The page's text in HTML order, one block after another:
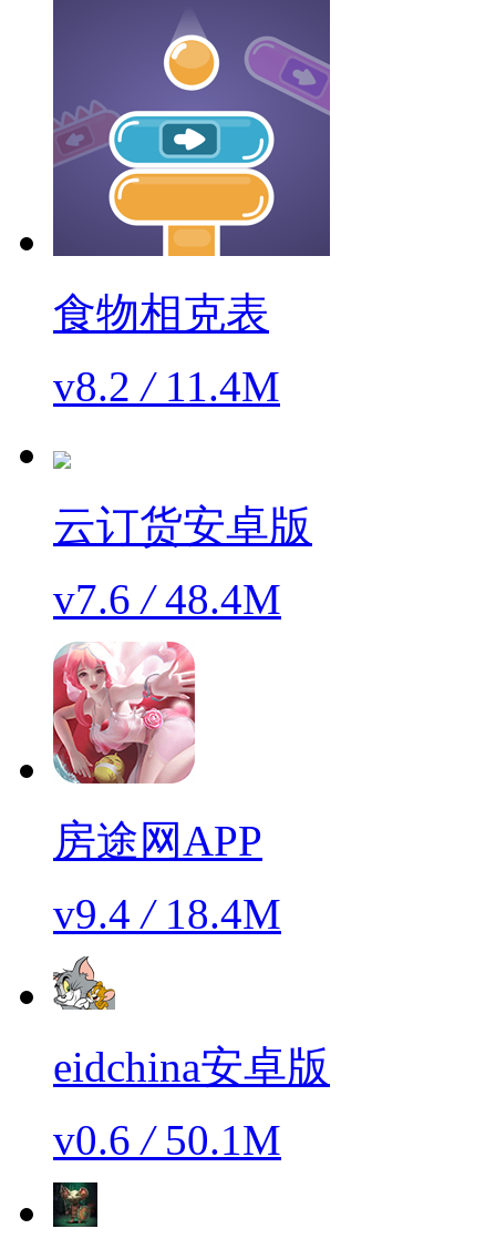
食物相克表
v8.2/11.4M
云订货安卓版
v7.6/48.4M
房途网APP
v9.4/18.4M
eidchina安卓版
v0.6/50.1M